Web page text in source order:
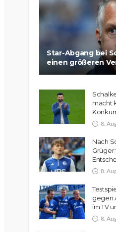
Star-Abgang bei
einen größeren
macht
8.
Nach
8.
gegen
im TV
8.